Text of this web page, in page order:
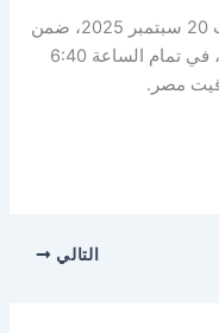
يوم السبت 20 سبتمبر 2025، ضمن
، في تمام الساعة 6:40
التالي